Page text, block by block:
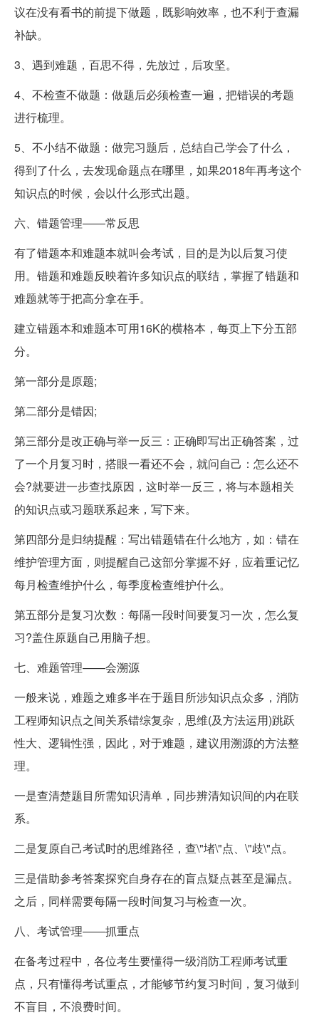
议在没有看书的前提下做题，既影响效率，也不利于查漏
补缺。
3、遇到难题，百思不得，先放过，后攻坚。
4、不检查不做题：做题后必须检查一遍，把错误的考题
进行梳理。
5、不小结不做题：做完习题后，总结自己学会了什么，
得到了什么，去发现命题点在哪里，如果2018年再考这个
知识点的时候，会以什么形式出题。
六、错题管理――常反思
有了错题本和难题本就叫会考试，目的是为以后复习使
用。错题和难题反映着许多知识点的联结，掌握了错题和
难题就等于把高分拿在手。
建立错题本和难题本可用16K的横格本，每页上下分五部
分。
第一部分是原题;
第二部分是错因;
第三部分是改正确与举一反三：正确即写出正确答案，过
了一个月复习时，搭眼一看还不会，就问自己：怎么还不
会?就要进一步查找原因，这时举一反三，将与本题相关
的知识点或习题联系起来，写下来。
第四部分是归纳提醒：写出错题错在什么地方，如：错在
维护管理方面，则提醒自己这部分掌握不好，应着重记忆
每月检查维护什么，每季度检查维护什么。
第五部分是复习次数：每隔一段时间要复习一次，怎么复
习?盖住原题自己用脑子想。
七、难题管理——会溯源
一般来说，难题之难多半在于题目所涉知识点众多，消防
工程师知识点之间关系错综复杂，思维(及方法运用)跳跃
性大、逻辑性强，因此，对于难题，建议用溯源的方法整
理。
一是查清楚题目所需知识清单，同步辨清知识间的内在联
系。
二是复原自己考试时的思维路径，查\"堵\"点、\"歧\"点。
三是借助参考答案探究自身存在的盲点疑点甚至是漏点。
之后，同样需要每隔一段时间复习与检查一次。
八、考试管理――抓重点
在备考过程中，各位考生要懂得一级消防工程师考试重
点，只有懂得考试重点，才能够节约复习时间，复习做到
不盲目，不浪费时间。